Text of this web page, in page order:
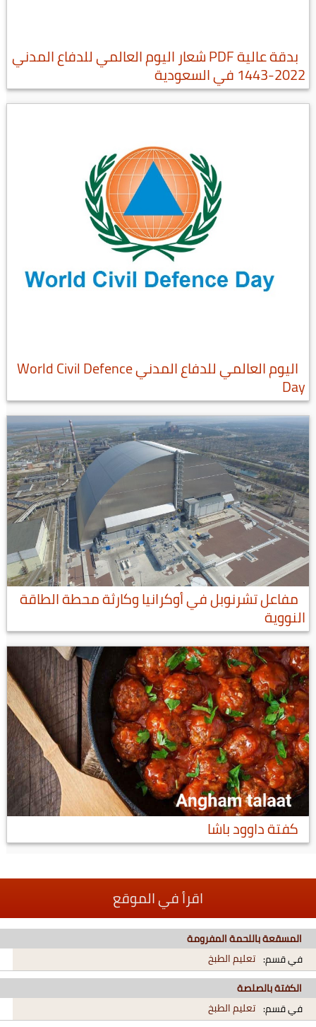
بدقة عالية PDF شعار اليوم العالمي للدفاع المدني
2022-1443 في السعودية
اليوم العالمي للدفاع المدني World Civil Defence
Day
مفاعل تشرنوبل في أوكرانيا وكارثة محطة الطاقة
النووية
كفتة داوود باشا
اقرأ في الموقع
المسقعة باللحمة المفرومة
في قسم: تعليم الطبخ
الكفتة بالصلصة
في قسم: تعليم الطبخ